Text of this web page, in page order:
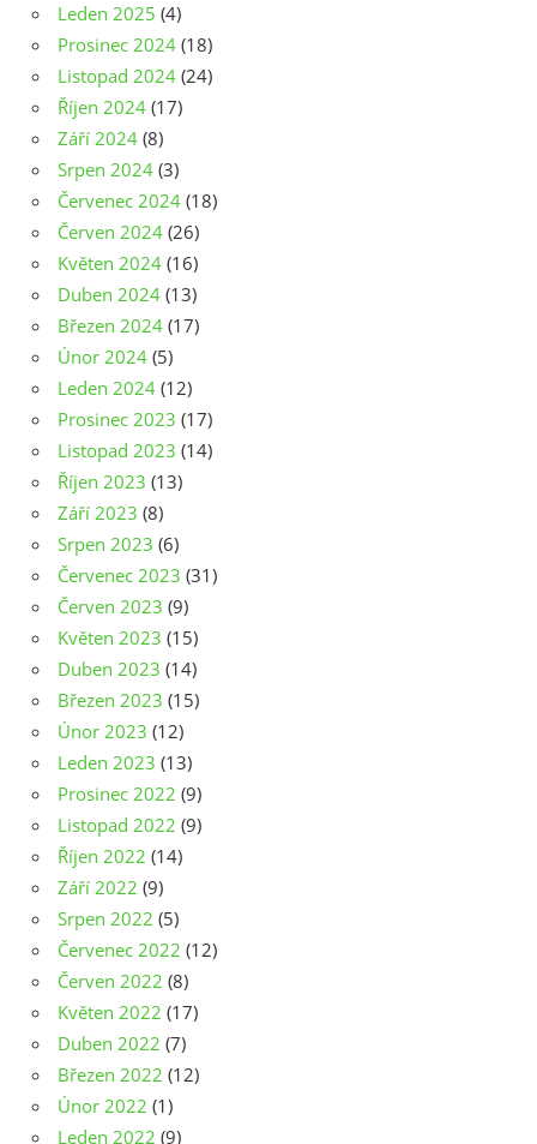
Leden 2025 (4)
Prosinec 2024 (18)
Listopad 2024 (24)
Říjen 2024 (17)
Září 2024 (8)
Srpen 2024 (3)
Červenec 2024 (18)
Červen 2024 (26)
Květen 2024 (16)
Duben 2024 (13)
Březen 2024 (17)
Únor 2024 (5)
Leden 2024 (12)
Prosinec 2023 (17)
Listopad 2023 (14)
Říjen 2023 (13)
Září 2023 (8)
Srpen 2023 (6)
Červenec 2023 (31)
Červen 2023 (9)
Květen 2023 (15)
Duben 2023 (14)
Březen 2023 (15)
Únor 2023 (12)
Leden 2023 (13)
Prosinec 2022 (9)
Listopad 2022 (9)
Říjen 2022 (14)
Září 2022 (9)
Srpen 2022 (5)
Červenec 2022 (12)
Červen 2022 (8)
Květen 2022 (17)
Duben 2022 (7)
Březen 2022 (12)
Únor 2022 (1)
Leden 2022 (9)